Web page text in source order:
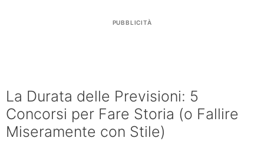
PUBBLICITÀ
La Durata delle Previsioni: 5
Concorsi per Fare Storia (o Fallire
Miseramente con Stile)